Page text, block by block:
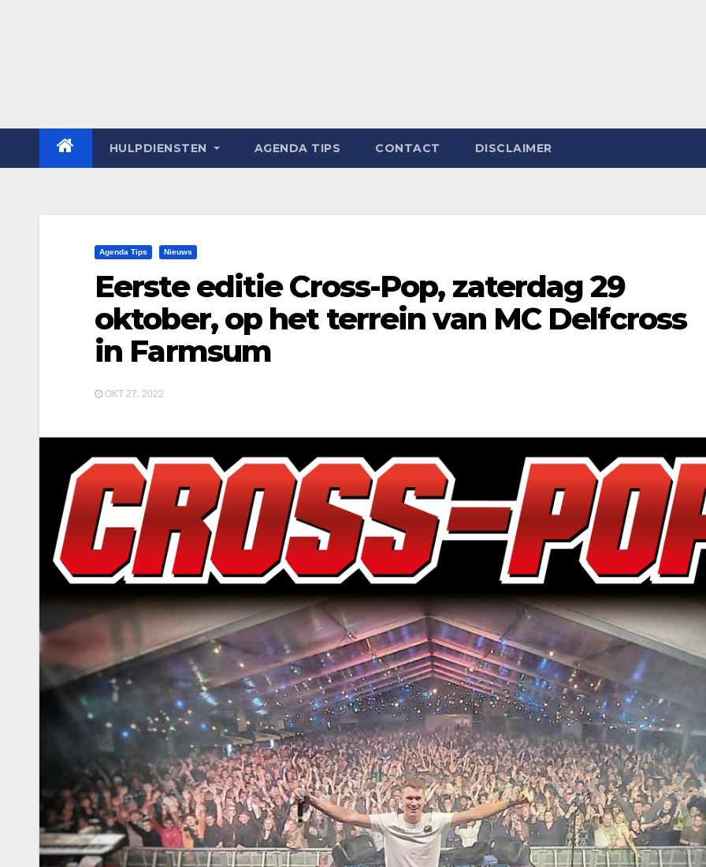
HULPDIENSTEN AGENDA TIPS CONTACT DISCLAIMER
Agenda Tips Nieuws
Eerste editie Cross-Pop, zaterdag 29
oktober, op het terrein van MC Delfcross
in Farmsum
OKT 27, 2022